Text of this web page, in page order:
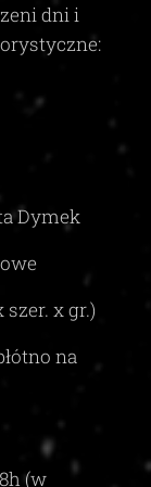
dni i
Dymek
x gr.)
na
h (w